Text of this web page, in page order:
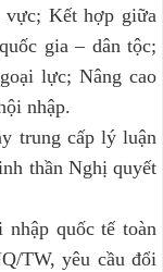
vực; Kết hợp giữa
gia – dân tộc;
lực; Nâng cao
nhập.
trung cấp lý luận
thần Nghị quyết
quốc tế toàn
TW, yêu cầu đổi